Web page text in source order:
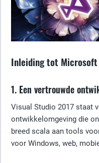
Inleiding tot Microsoft
1. Een vertrouwde
Visual Studio 2017 staat
ontwikkelomgeving die
breed scala aan tools
voor Windows, web,